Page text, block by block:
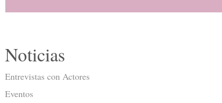
Noticias
Entrevistas con Actores
Eventos